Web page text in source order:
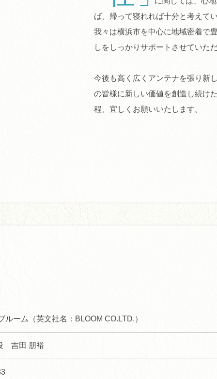
ば、帰って寝れれば十分と考えて
我々は横浜市を中心に地域密着で
しをしっかりサポートさせていた
今後も高く広くアンテナを張り新
の皆様に新しい価値を創造し続け
程、宜しくお願いいたします。
ルーム（英文社名：BLOOM CO.LTD.）
吉田 朋裕